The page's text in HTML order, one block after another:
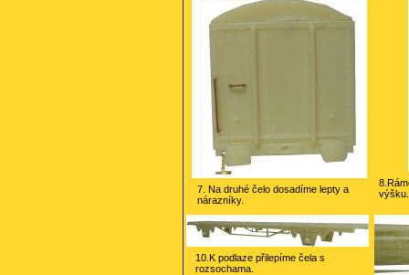
7. Na druhé čelo dosadíme lepty a
nárazníky.
výšku.
10.K podlaze přilepíme čela s
rozsochama.